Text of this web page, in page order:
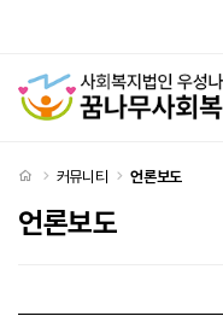
처음으로
커뮤니티 언론보도
언론보도